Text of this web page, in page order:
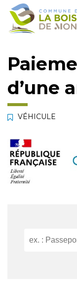
Gestion des traceurs
Aller
Aller
contenu
Aller
pied
d’une
VÉHICULE